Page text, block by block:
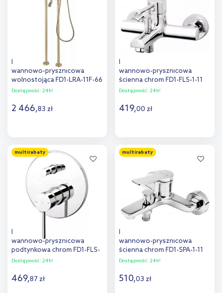
porównania porównania
FDesign Lacrima bateria
wannowo-prysznicowa
wolnostojąca FD1-LRA-11F-66
Dostępność: 24h!
2 466,83 zł
Dodaj do
porównania
FDesign Flusso bateria
wannowo-prysznicowa
ścienna chrom FD1-FLS-1-11
Dostępność: 24h!
419,00 zł
Dodaj do
porównania
multirabaty
FDesign Flusso bateria
wannowo-prysznicowa
podtynkowa chrom FD1-FLS-
7P-11
Dostępność: 24h!
469,87 zł
multirabaty
FDesign Seppia bateria
wannowo-prysznicowa
ścienna chrom FD1-SPA-1-11
Dostępność: 24h!
510,03 zł